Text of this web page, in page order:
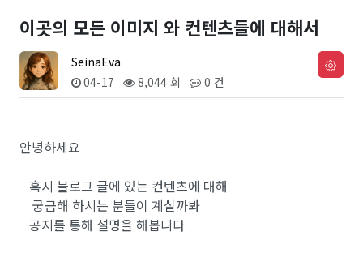
이곳의 모든 이미지 와 컨텐츠들에 대해서
SeinaEva
04-17
8,044 회 0 건
안녕하세요
혹시 블로그 글에 있는 컨텐츠에 대해
궁금해 하시는 분들이 계실까봐
공지를 통해 설명을 해봅니다